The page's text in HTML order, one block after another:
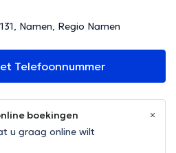
Namen, Regio Namen
Telefoonnummer
boekingen
u graag online wilt